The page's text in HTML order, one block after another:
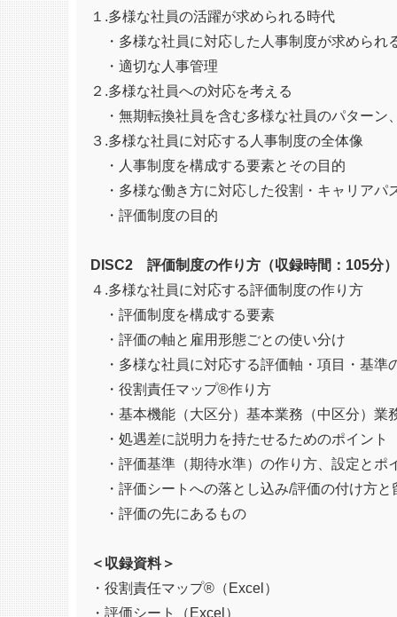
１.多様な社員の活躍が求められる時代
・多様な社員に対応した人事制度が求められ
・適切な人事管理
２.多様な社員への対応を考える
・無期転換社員を含む多様な社員のパターン
３.多様な社員に対応する人事制度の全体像
・人事制度を構成する要素とその目的
・多様な働き方に対応した役割・キャリアパ
・評価制度の目的
DISC2 評価制度の作り方（収録時間：105分）
４.多様な社員に対応する評価制度の作り方
・評価制度を構成する要素
・評価の軸と雇用形態ごとの使い分け
・多様な社員に対応する評価軸・項目・基準
・役割責任マップ®作り方
・基本機能（大区分）基本業務（中区分）業
・処遇差に説明力を持たせるためのポイント
・評価基準（期待水準）の作り方、設定とポ
・評価シートへの落とし込み/評価の付け方と
・評価の先にあるもの
＜収録資料＞
・役割責任マップ®（Excel）
・評価シート（Excel）